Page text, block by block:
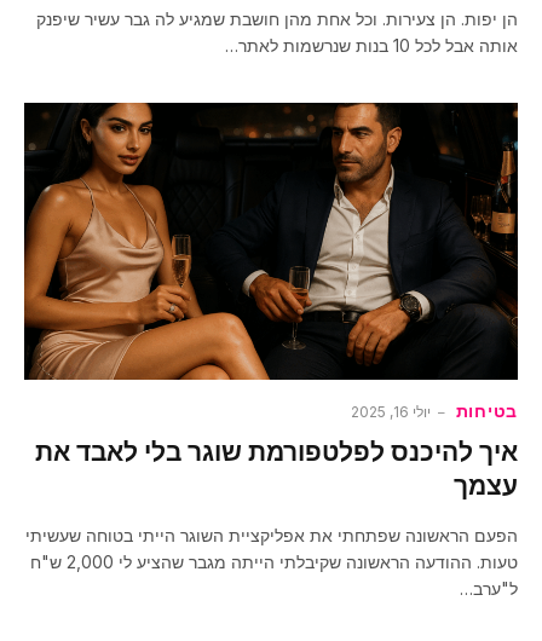
הן יפות. הן צעירות. וכל אחת מהן חושבת שמגיע לה גבר עשיר שיפנק
אותה אבל לכל 10 בנות שנרשמות לאתר…
בטיחות יולי 16, 2025
איך להיכנס לפלטפורמת שוגר בלי לאבד את
עצמך
הפעם הראשונה שפתחתי את אפליקציית השוגר הייתי בטוחה שעשיתי
טעות. ההודעה הראשונה שקיבלתי הייתה מגבר שהציע לי 2,000 ש"ח
ל"ערב…